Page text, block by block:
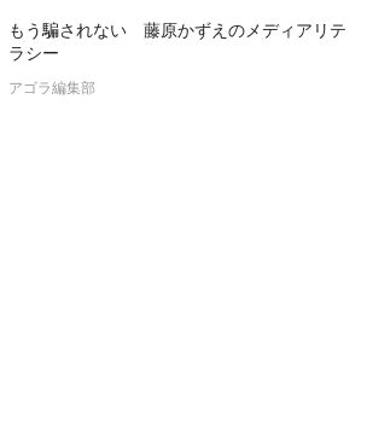
もう騙されない 藤原かずえのメディアリテ
ラシー
アゴラ編集部